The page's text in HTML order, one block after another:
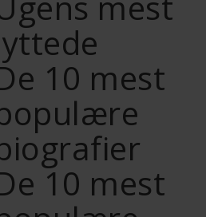
10 mest
10 mest